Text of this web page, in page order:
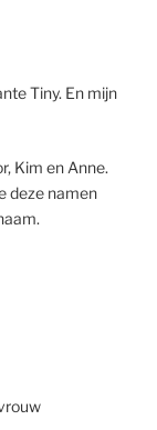
Tiny. En mijn
Kim en Anne.
deze namen